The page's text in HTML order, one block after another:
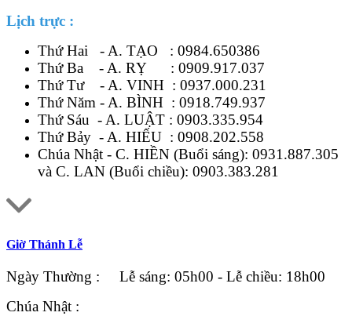
Lịch trực :
Thứ Hai - A. TẠO : 0984.650386
Thứ Ba - A. RỴ : 0909.917.037
Thứ Tư - A. VINH : 0937.000.231
Thứ Năm - A. BÌNH : 0918.749.937
Thứ Sáu - A. LUẬT : 0903.335.954
Thứ Bảy - A. HIẾU : 0908.202.558
Chúa Nhật - C. HIỀN (Buổi sáng): 0931.887.305
và C. LAN (Buổi chiều): 0903.383.281
Giờ Thánh Lễ
Ngày Thường : Lễ sáng: 05h00 - Lễ chiều: 18h00
Chúa Nhật :